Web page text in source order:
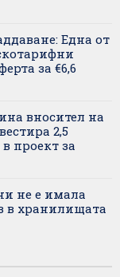
Една от
за €6,6
вносител на
2,5
проект за
не е имала
в хранилищата